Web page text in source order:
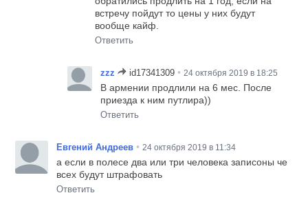
встречу пойдут то цены у них будут
вообще кайф.
Ответить
zzz id17341309 • 24 октября 2019 в 18:25
В армении продлили на 6 мес. После
приезда к ним путлира))
Ответить
Евгений Андреев • 24 октября 2019 в 11:34
а если в полесе два или три человека записоны че
всех будут штрафовать
Ответить